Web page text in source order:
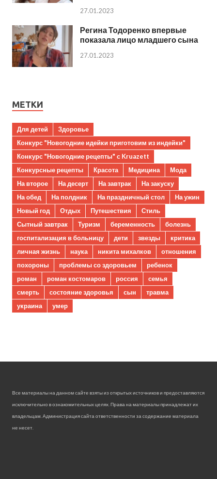
27.01.2023
Регина Тодоренко впервые
показала лицо младшего сына
27.01.2023
МЕТКИ
Для детей
Здоровье
Конкурс "Новогодние идейки приготовим из индейки"
Конкурс "Новогодние рецепты" с Kruazett
Конкурсные рецепты
Красота Медицина
Мода
На второе
На десерт На завтрак
На закуску
На обед
На полдник На праздничный стол
На ужин
Новый год
Отдых Путешествия
Стиль
Сытный завтрак
Туризм беременность
болезнь
госпитализация в больницу
дети звезды
критика
личная жизнь
наука никита михалков
отношения
похороны
проблемы со здоровьем
ребенок
роман
роман костомаров россия
семья
смерть
состояние здоровья сын
травма
украина
умер
Все материалы на данном сайте взяты из открытых источников и предоставляются
исключительно в ознакомительных целях. Права на материалы принадлежат их
владельцам. Администрация сайта ответственности за содержание материала
не несет.